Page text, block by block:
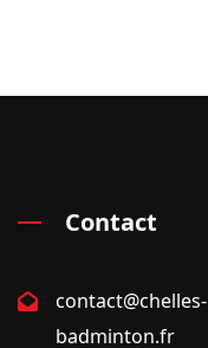
Contact
contact@chelles-
badminton.fr